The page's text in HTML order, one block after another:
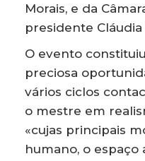
Morais, e da
presidente Cláudia
O evento
preciosa
vários ciclos
o mestre em
«cujas principais
humano, o